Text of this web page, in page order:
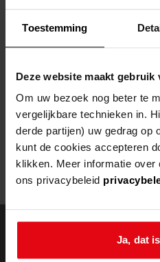
Toestemming
Deze website maakt gebruik
Om uw bezoek nog beter te
vergelijkbare technieken in.
derde partijen) uw gedrag op
kunt de cookies accepteren
klikken. Meer informatie
ons privacybeleid
Ja, dat
Helaas, er is een fout opgetreden
Mogelijk kunt u deze pagina niet
een verouderde bladwijzer/
een zoekmachine heeft een
eenfout getyptadres